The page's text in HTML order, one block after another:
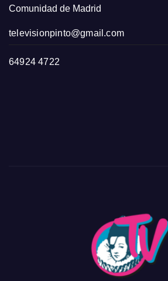
Comunidad de Madrid
televisionpinto@gmail.com
64924 4722